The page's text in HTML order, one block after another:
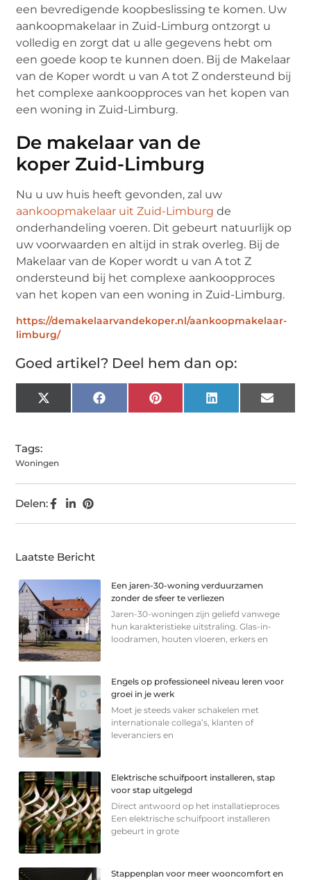
een bevredigende koopbeslissing te komen. Uw
aankoopmakelaar in Zuid-Limburg ontzorgt u
volledig en zorgt dat u alle gegevens hebt om
een goede koop te kunnen doen. Bij de Makelaar
van de Koper wordt u van A tot Z ondersteund bij
het complexe aankoopproces van het kopen van
een woning in Zuid-Limburg.
De makelaar van de
koper Zuid-Limburg
Nu u uw huis heeft gevonden, zal uw
aankoopmakelaar uit Zuid-Limburg de
onderhandeling voeren. Dit gebeurt natuurlijk op
uw voorwaarden en altijd in strak overleg. Bij de
Makelaar van de Koper wordt u van A tot Z
ondersteund bij het complexe aankoopproces
van het kopen van een woning in Zuid-Limburg.
https://demakelaarvandekoper.nl/aankoopmakelaar-
limburg/
Goed artikel? Deel hem dan op:
X
(Twitter)
Facebook Pinterest LinkedIn Email
Tags:
Woningen
Delen:
Laatste Bericht
Een jaren-30-woning verduurzamen
zonder de sfeer te verliezen
Jaren-30-woningen zijn geliefd vanwege
hun karakteristieke uitstraling. Glas-in-
loodramen, houten vloeren, erkers en
Engels op professioneel niveau leren voor
groei in je werk
Moet je steeds vaker schakelen met
internationale collega’s, klanten of
leveranciers en
Elektrische schuifpoort installeren, stap
voor stap uitgelegd
Direct antwoord op het installatieproces
Een elektrische schuifpoort installeren
gebeurt in grote
Stappenplan voor meer wooncomfort en